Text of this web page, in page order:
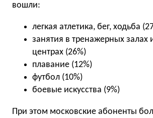
вошли:
легкая атлетика, бег, ходьба (
занятия в тренажерных залах
центрах (26%)
плавание (12%)
футбол (10%)
боевые искусства (9%)
При этом московские абоненты